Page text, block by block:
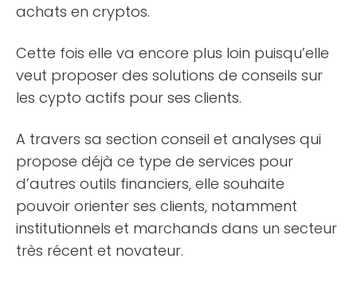
achats en cryptos.
Cette fois elle va encore plus loin puisqu’elle
veut proposer des solutions de conseils sur
les cypto actifs pour ses clients.
A travers sa section conseil et analyses qui
propose déjà ce type de services pour
d’autres outils financiers, elle souhaite
pouvoir orienter ses clients, notamment
institutionnels et marchands dans un secteur
très récent et novateur.